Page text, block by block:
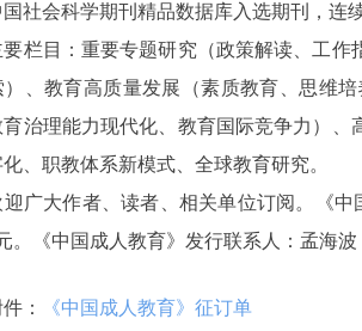
社会科学期刊精品数据库入选期刊，连
目：重要专题研究（政策解读、工作
）、教育高质量发展（素质教育、思维
育治理能力现代化、教育国际竞争力）
、职教体系新模式、全球教育研究。
大作者、读者、相关单位订阅。《中国
。《中国成人教育》发行联系人：孟海波
： 《中国成人教育》征订单